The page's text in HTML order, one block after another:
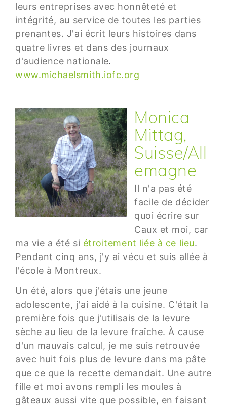
leurs entreprises avec honnêteté et
intégrité, au service de toutes les parties
prenantes. J'ai écrit leurs histoires dans
quatre livres et dans des journaux
d'audience nationale.
www.michaelsmith.iofc.org
Monica
Mittag,
Suisse/All
emagne
Il n'a pas été
facile de décider
quoi écrire sur
Caux et moi, car
ma vie a été si étroitement liée à ce lieu.
Pendant cinq ans, j'y ai vécu et suis allée à
l'école à Montreux.
Un été, alors que j'étais une jeune
adolescente, j'ai aidé à la cuisine. C'était la
première fois que j'utilisais de la levure
sèche au lieu de la levure fraîche. À cause
d'un mauvais calcul, je me suis retrouvée
avec huit fois plus de levure dans ma pâte
que ce que la recette demandait. Une autre
fille et moi avons rempli les moules à
gâteaux aussi vite que possible, en faisant